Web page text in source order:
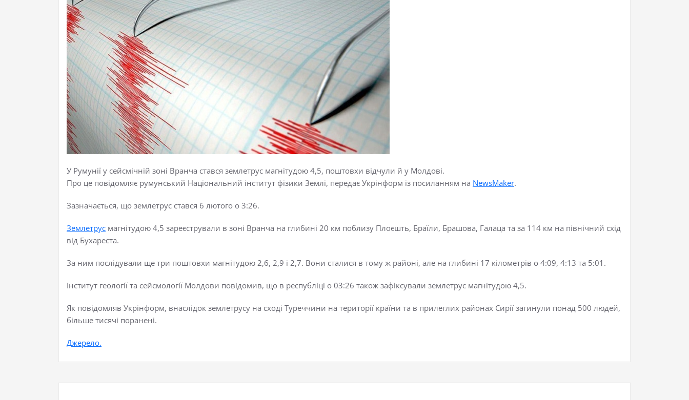
У Румунії у сейсмічній зоні Вранча стався землетрус магнітудою 4,5, поштовхи відчули й у Молдові.
Про це повідомляє румунський Національний інститут фізики Землі, передає Укрінформ із посиланням на NewsMaker.
Зазначається, що землетрус стався 6 лютого о 3:26.
Землетрус магнітудою 4,5 зареєстрували в зоні Вранча на глибині 20 км поблизу Плоєшть, Браїли, Брашова, Галаца та за 114 км на північний схід
від Бухареста.
За ним послідували ще три поштовхи магнітудою 2,6, 2,9 і 2,7. Вони сталися в тому ж районі, але на глибині 17 кілометрів о 4:09, 4:13 та 5:01.
Інститут геології та сейсмології Молдови повідомив, що в республіці о 03:26 також зафіксували землетрус магнітудою 4,5.
Як повідомляв Укрінформ, внаслідок землетрусу на сході Туреччини на території країни та в прилеглих районах Сирії загинули понад 500 людей,
більше тисячі поранені.
Джерело.